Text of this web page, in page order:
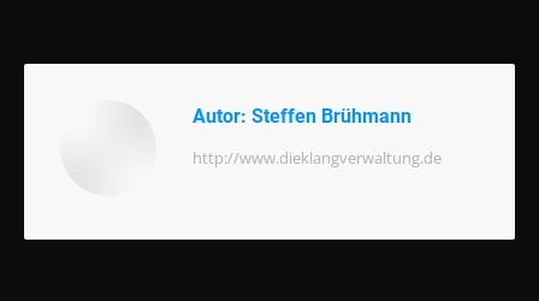
Autor: Steffen Brühmann
http://www.dieklangverwaltung.de